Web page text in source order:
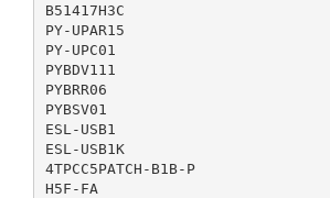
B51417H3C
PY-UPAR15
PY-UPC01
PYBDV111
PYBRR06
PYBSV01
ESL-USB1
ESL-USB1K
4TPCC5PATCH-B1B-P
H5F-FA